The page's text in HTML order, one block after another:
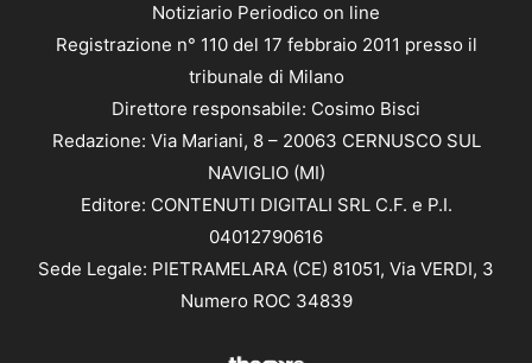
Notiziario Periodico on line
Registrazione n° 110 del 17 febbraio 2011 presso il
tribunale di Milano
Direttore responsabile: Cosimo Bisci
Redazione: Via Mariani, 8 – 20063 CERNUSCO SUL
NAVIGLIO (MI)
Editore: CONTENUTI DIGITALI SRL C.F. e P.I.
04012790616
Sede Legale: PIETRAMELARA (CE) 81051, Via VERDI, 3
Numero ROC 34839